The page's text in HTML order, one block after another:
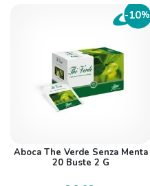
-10%
Aboca The Verde Senza Menta
20 Buste 2 G